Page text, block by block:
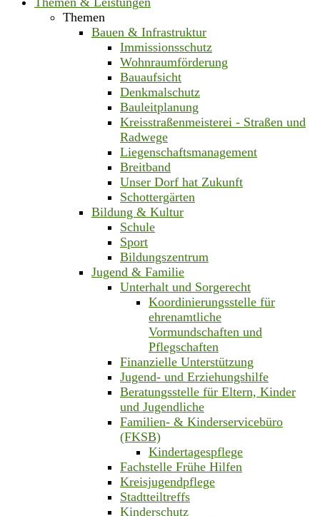
Themen
Bauen & Infrastruktur
Immissionsschutz
Wohnraumförderung
Bauaufsicht
Denkmalschutz
Bauleitplanung
Kreisstraßenmeisterei - Straßen und
Radwege
Liegenschaftsmanagement
Breitband
Unser Dorf hat Zukunft
Schottergärten
Bildung & Kultur
Schule
Sport
Bildungszentrum
Jugend & Familie
Unterhalt und Sorgerecht
Koordinierungsstelle für
ehrenamtliche
Vormundschaften und
Pflegschaften
Finanzielle Unterstützung
Jugend- und Erziehungshilfe
Beratungsstelle für Eltern, Kinder
und Jugendliche
Familien- & Kinderservicebüro
(FKSB)
Kindertagespflege
Fachstelle Frühe Hilfen
Kreisjugendpflege
Stadtteiltreffs
Kinderschutz